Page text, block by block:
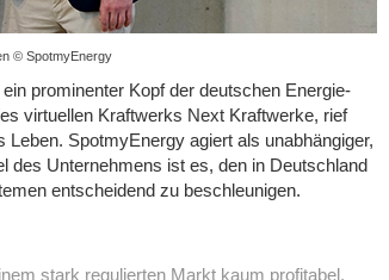
© SpotmyEnergy
prominenter Kopf der deutschen Energie-
virtuellen Kraftwerks Next Kraftwerke, rief
SpotmyEnergy agiert als unabhängiger,
des Unternehmens ist es, den in Deutschland
entscheidend zu beschleunigen.
stark regulierten Markt kaum profitabel.